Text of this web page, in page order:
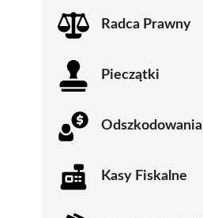
Radca Prawny
Pieczątki
Odszkodowania
Kasy Fiskalne